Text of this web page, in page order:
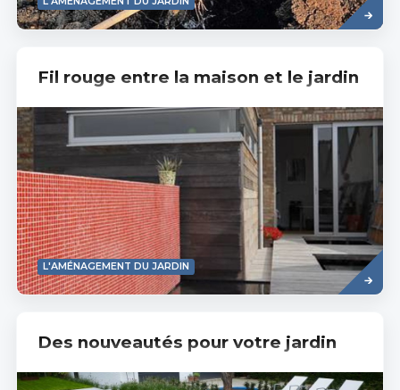
more
Fil rouge entre la maison et le jardin
L'AMÉNAGEMENT DU JARDIN
Read
more
Des nouveautés pour votre jardin